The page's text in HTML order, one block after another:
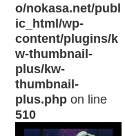
o/nokasa.net/publ
ic_html/wp-
content/plugins/k
w-thumbnail-
plus/kw-
thumbnail-
plus.php on line
510